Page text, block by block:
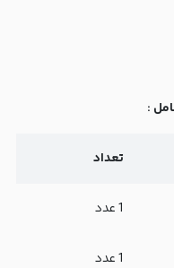
تعداد
1 عدد
1 عدد